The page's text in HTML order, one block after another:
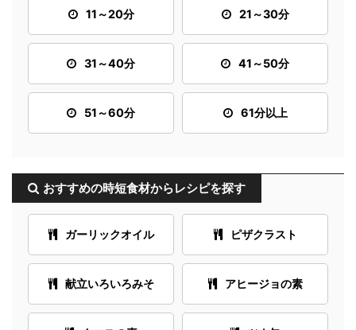
11～20分 21～30分
31～40分 41～50分
51～60分 61分以上
おすすめの時短食材からレシピを探す
ガーリックオイル ピザクラスト
献立いろいろみそ アヒージョの素